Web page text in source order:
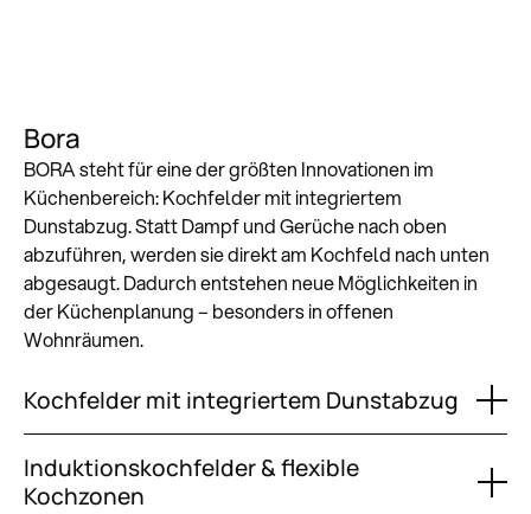
Bora
BORA steht für eine der größten Innovationen im
Küchenbereich: Kochfelder mit integriertem
Dunstabzug. Statt Dampf und Gerüche nach oben
abzuführen, werden sie direkt am Kochfeld nach unten
abgesaugt. Dadurch entstehen neue Möglichkeiten in
der Küchenplanung – besonders in offenen
Wohnräumen.
Kochfelder mit integriertem Dunstabzug
Induktionskochfelder & flexible
Kochzonen